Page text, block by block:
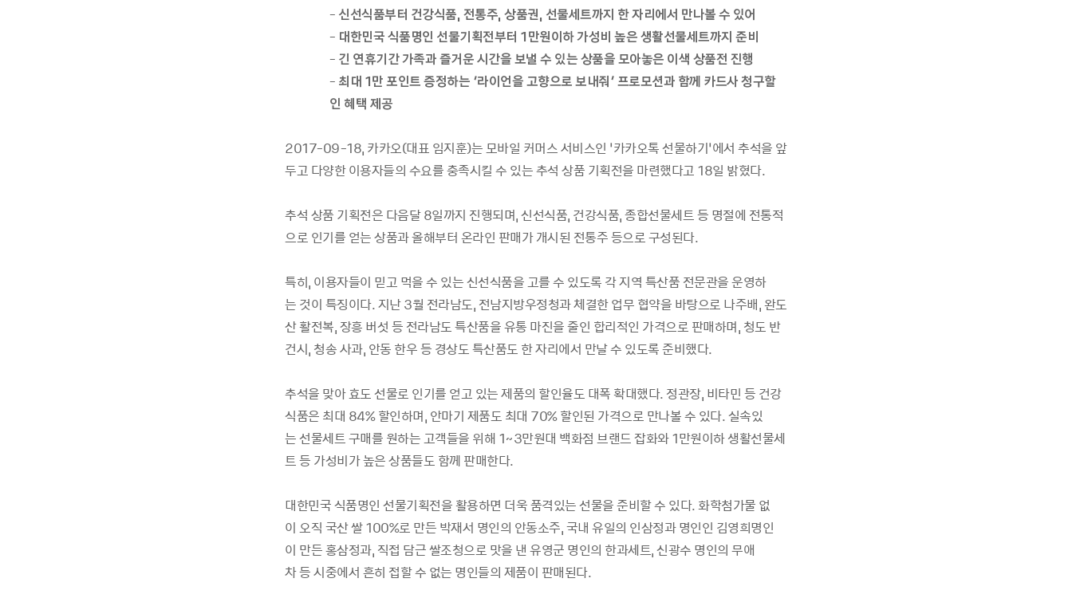
- 신선식품부터 건강식품, 전통주, 상품권, 선물세트까지 한자리에서 만나볼수 있어
- 대한민국식품명인 선물기획전부터 1만원이하가성비 높은생활선물세트까지 준비
- 긴 연휴기간가족과즐거운시간을보낼수 있는상품을모아놓은 이색 상품전 진행
- 최대 1만포인트증정하는 ‘라이언을고향으로보내줘’프로모션과 함께 카드사청구할
인 혜택 제공
2017-09-18, 카카오(대표 임지훈)는모바일 커머스서비스인 ‘카카오톡선물하기’에서 추석을 앞
두고 다양한 이용자들의 수요를충족시킬 수 있는추석 상품 기획전을 마련했다고 18일 밝혔다.
추석 상품 기획전은 다음달 8일까지 진행되며,신선식품, 건강식품,종합선물세트등 명절에 전통적
으로 인기를 얻는상품과올해부터 온라인 판매가 개시된 전통주등으로구성된다.
특히, 이용자들이 믿고 먹을수 있는신선식품을고를수 있도록 각지역 특산품 전문관을운영하
는 것이 특징이다.지난3월 전라남도, 전남지방우정청과체결한업무 협약을 바탕으로 나주배,완도
산활전복,장흥 버섯 등 전라남도특산품을유통 마진을줄인 합리적인 가격으로 판매하며, 청도 반
건시, 청송사과, 안동 한우등 경상도특산품도 한자리에서 만날수 있도록준비했다.
추석을 맞아효도선물로 인기를 얻고 있는제품의 할인율도 대폭확대했다. 정관장, 비타민 등 건강
식품은 최대 84%할인하며, 안마기 제품도 최대 70%할인된 가격으로 만나볼수 있다.실속있
는선물세트구매를 원하는고객들을 위해 1~3만원대 백화점 브랜드잡화와1만원이하생활선물세
트등 가성비가높은상품들도 함께 판매한다.
대한민국식품명인 선물기획전을활용하면 더욱품격있는선물을준비할수 있다.화학첨가물 없
이 오직 국산쌀100%로 만든 박재서 명인의 안동소주,국내 유일의 인삼정과 명인인 김영희명인
이 만든홍삼정과, 직접 담근쌀조청으로 맛을 낸 유영군 명인의 한과세트,신광수 명인의 무애
차등시중에서 흔히 접할수 없는 명인들의 제품이 판매된다.